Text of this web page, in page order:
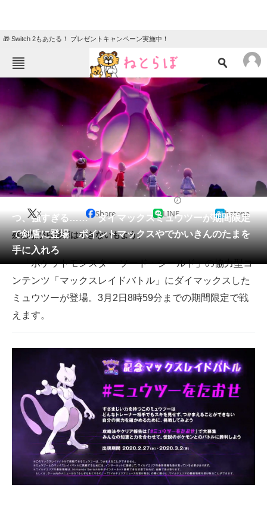
🎁 Switch 2もあたる！ プレゼントキャンペーン実施中！
ねとらぼメニュー
ニュース
クイズ
地域
教育・育児
動物 リサーチ
会員記事
メディア
注目記事を集めた総合ページ
ITの今と未来を見通す
スマホと通信の最新トレンド
好きが集まる 比べて選べる
ビジネスと働き方のヒント
AI活用のいまが分かる
企業ITのトレンドを詳説
経営リーダーのコミュニティ
つ、強すぎる…… ダイマックスミュウツーが期間限定
で剣盾に登場 ポイントマックスやでかいきんのたまを
手に入れろ
X Share LINE hatena
残念ながら捕獲はできないもよう。
「ポケットモンスター ソード・シールド」の協力型コ
ンテンツ「マックスレイドバトル」にダイマックスした
ミュウツーが登場。3月2日8時59分までの期間限定で戦
えます。